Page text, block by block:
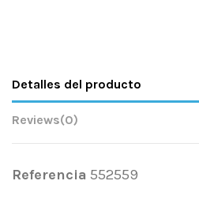
Detalles del producto
Reviews(0)
Referencia 552559